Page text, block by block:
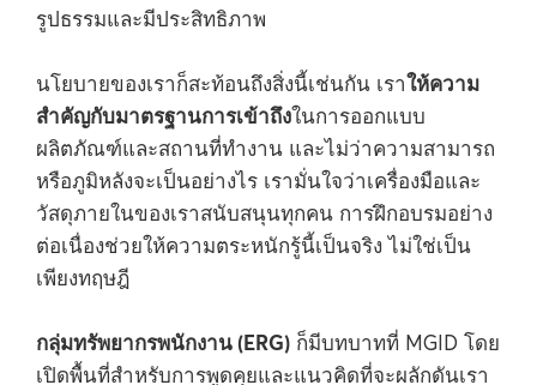
รูปธรรมและมีประสิทธิภาพ
นโยบายของเราก็สะท้อนถึงสิ่งนี้เช่นกัน เราให้ความ
สำคัญกับมาตรฐานการเข้าถึงในการออกแบบ
ผลิตภัณฑ์และสถานที่ทำงาน และไม่ว่าความสามารถ
หรือภูมิหลังจะเป็นอย่างไร เรามั่นใจว่าเครื่องมือและ
วัสดุภายในของเราสนับสนุนทุกคน การฝึกอบรมอย่าง
ต่อเนื่องช่วยให้ความตระหนักรู้นี้เป็นจริง ไม่ใช่เป็น
เพียงทฤษฎี
กลุ่มทรัพยากรพนักงาน (ERG) ก็มีบทบาทที่ MGID โดย
เปิดพื้นที่สำหรับการพูดคุยและแนวคิดที่จะผลักดันเรา